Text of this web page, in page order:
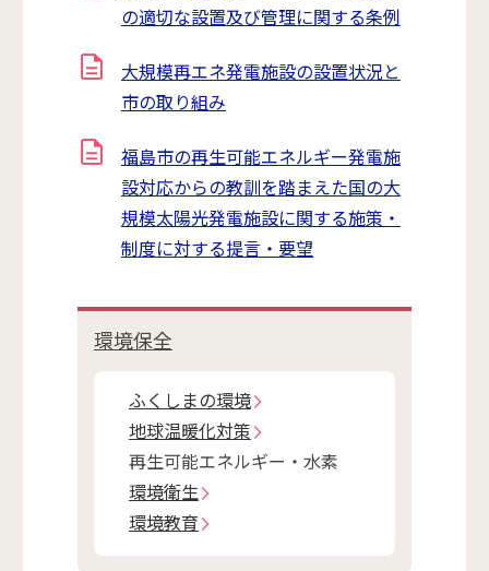
の適切な設置及び管理に関する条例
大規模再エネ発電施設の設置状況と
市の取り組み
福島市の再生可能エネルギー発電施
設対応からの教訓を踏まえた国の大
規模太陽光発電施設に関する施策・
制度に対する提言・要望
環境保全
ふくしまの環境
地球温暖化対策
再生可能エネルギー・水素
環境衛生
環境教育